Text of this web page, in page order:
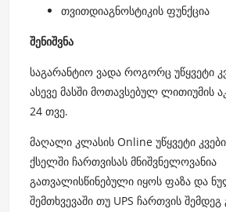
თვითდიაგნოსტიკის ფუნქცია
შენიშვნა
საგარანტიო ვადა როგორც უწყვეტი
ასევე მასში მოთავსებულ ლითიუმის
24 თვე.
მაღალი კლასის Online უწყვეტი
ქსელში ჩართვისას მნიშვნელოვანია
გათვალისწინებული იყოს ფაზა და
შემთხვევაში თუ UPS ჩართვის შემდეგ